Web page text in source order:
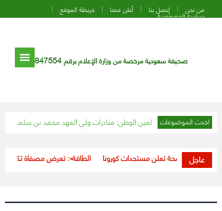
من نحن إتصل بنا أعلن معنا خريطة الموقع
سياسة الخصوصية
صحيفة سعودية مرخصة من وزارة الإعلام برقم 847554
احدث الموضوعات
علماء باكستان لعين الوطن: مبادرات ولي العهد محمد بن سلمان خير
عاجل «الطاقة»: تعرض مصفاة تكرير وزارة الصحة تعلن مستجدات كورونا